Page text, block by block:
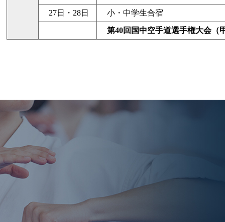
27日・28日 小・中学生合宿
第40回国中空手道選手権大会（